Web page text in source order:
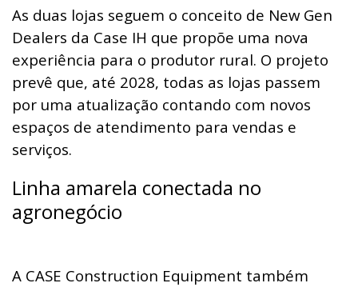
As duas lojas seguem o conceito de New Gen
Dealers da Case IH que propõe uma nova
experiência para o produtor rural. O projeto
prevê que, até 2028, todas as lojas passem
por uma atualização contando com novos
espaços de atendimento para vendas e
serviços.
Linha amarela conectada no
agronegócio
A CASE Construction Equipment também